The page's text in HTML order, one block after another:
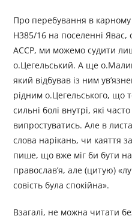
Про перебування в
Н385/16 на поселенні Явас,
АССР, ми можемо судити лиш
о.Цегельський. А ще
який відбував із ним
рідним о.Цегельського, що
сильні болі внутрі, які
випростуватись. Але в
слова нарікань, чи каяття
пише, що вже міг би бути на
православ’я, але (цитую)
совість була спокійна».
Взагалі, не можна читати